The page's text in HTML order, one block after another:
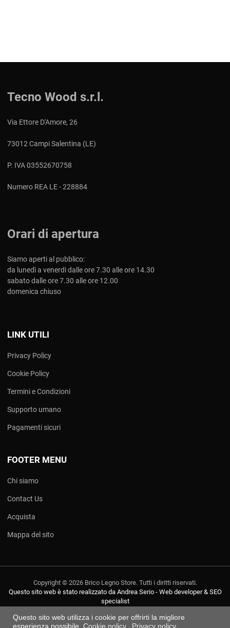
Questo sito web utilizza i cookie per offrirti la migliore
esperienza possibile. Cookie policy Privacy policy
Tecno Wood s.r.l.
Via Ettore D'Amore, 26
73012 Campi Salentina (LE)
P. IVA 03552670758
Numero REA LE - 228884
Orari di apertura
Siamo aperti al pubblico:
da lunedì a venerdi dalle ore 7.30 alle ore 14.30
sabato dalle ore 7.30 alle ore 12.00
domenica chiuso
LINK UTILI
Privacy Policy
Cookie Policy
Termini e Condizioni
Supporto umano
Pagamenti sicuri
FOOTER MENU
Chi siamo
Contact Us
Acquista
Mappa del sito
Copyright © 2026 Brico Legno Store. Tutti i diritti riservati.
Questo sito web è stato realizzato da Andrea Serio - Web developer & SEO
specialist